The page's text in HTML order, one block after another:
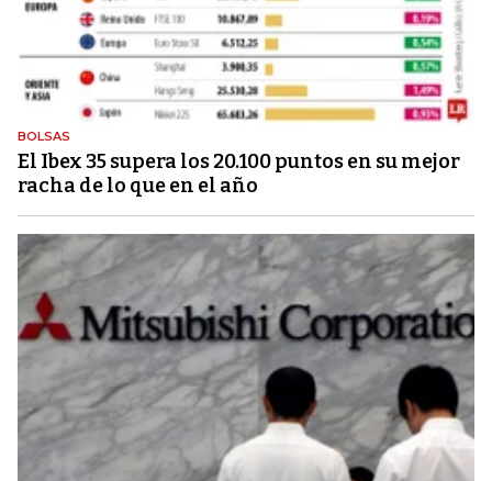
BOLSAS
El Ibex 35 supera los 20.100 puntos en su mejor
racha de lo que en el año